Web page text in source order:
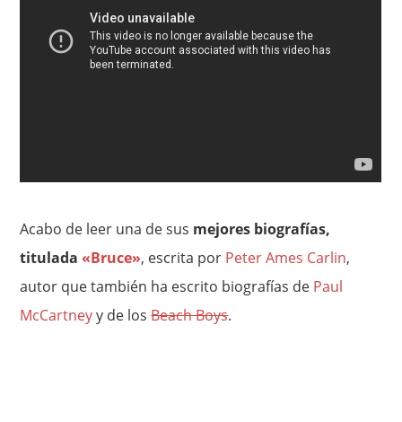
Acabo de leer una de sus mejores biografías,
titulada«Bruce», escrita por Peter Ames Carlin,
autor que también ha escrito biografías de Paul
McCartneyy de losBeach Boys.